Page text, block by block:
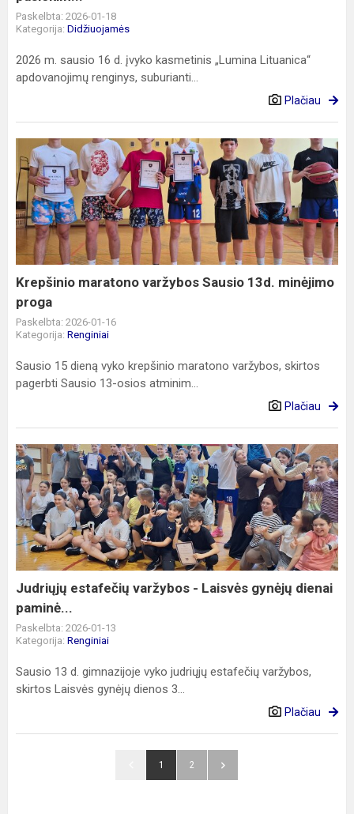
Paskelbta: 2026-01-18
Kategorija: Didžiuojamės
2026 m. sausio 16 d. įvyko kasmetinis „Lumina Lituanica“
apdovanojimų renginys, suburianti...
Plačiau
Krepšinio
maratono
varžybos
Sausio
13d.
minėjimo
proga
Krepšinio maratono varžybos Sausio 13d. minėjimo
proga
Paskelbta: 2026-01-16
Kategorija: Renginiai
Sausio 15 dieną vyko krepšinio maratono varžybos, skirtos
pagerbti Sausio 13-osios atminim...
Plačiau
Judriųjų
estafečių
varžybos
-
Laisvės
gynėjų
dienai
paminė...
Judriųjų estafečių varžybos - Laisvės gynėjų dienai
paminė...
Paskelbta: 2026-01-13
Kategorija: Renginiai
Sausio 13 d. gimnazijoje vyko judriųjų estafečių varžybos,
skirtos Laisvės gynėjų dienos 3...
Plačiau
1 2